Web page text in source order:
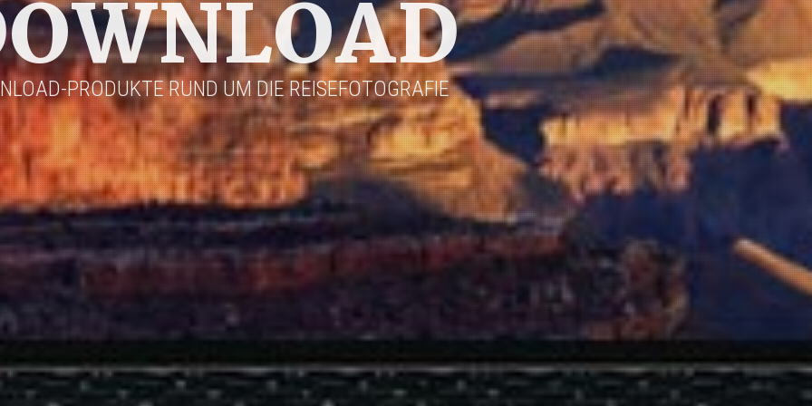
PRODUKTE RUND UM DIE REISEFOTOGRAFIE